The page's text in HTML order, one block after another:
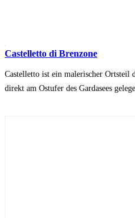
Castelletto di Brenzone
Castelletto ist ein malerischer Ortsteil
direkt am Ostufer des Gardasees